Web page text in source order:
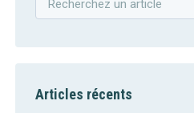
Articles récents